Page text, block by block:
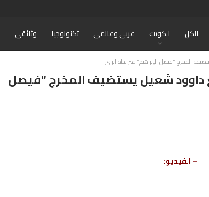
الكل الكويت عربي وعالمي تكنولوجيا وثائقي
المخرج “فيصل الإبراهيم” عبر قناة الراي
داوود شعيل يستضيف المخرج “فيصل
– الفيديو: